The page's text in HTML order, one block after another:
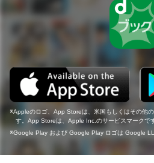
Appleのロゴ、App Storeは、米国もしくはその他
す。App Storeは、Apple Inc.のサービスマークです
Google Play および Google Play ロゴは Google